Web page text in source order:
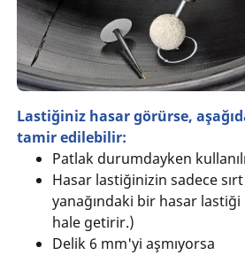
Lastiğiniz hasar görürse,
tamir edilebilir:
Patlak durumdayken
Hasar lastiğinizin sadece
yanağındaki bir hasar
hale getirir.)
Delik 6 mm'yi aşmıyorsa